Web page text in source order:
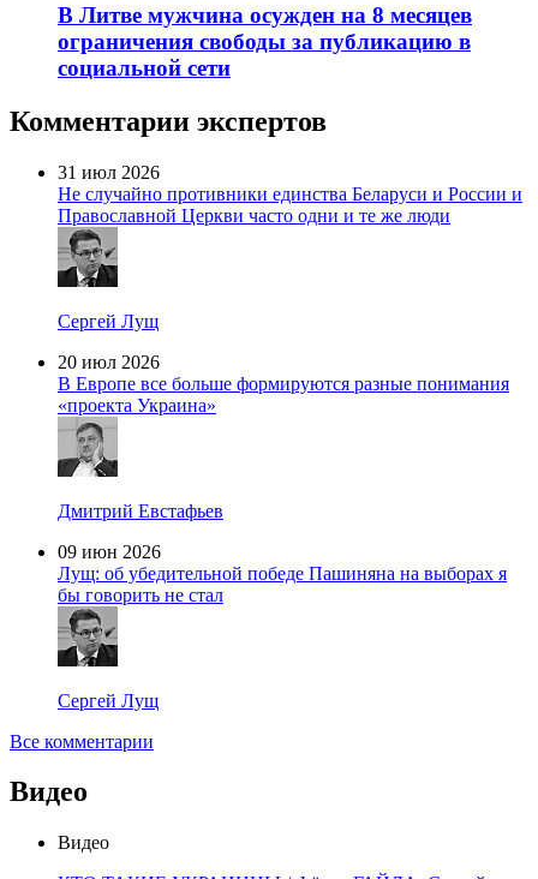
В Литве мужчина осужден на 8 месяцев
ограничения свободы за публикацию в
социальной сети
Комментарии экспертов
31 июл 2026
Не случайно противники единства Беларуси и России и
Православной Церкви часто одни и те же люди
Сергей Лущ
20 июл 2026
В Европе все больше формируются разные понимания
«проекта Украина»
Дмитрий Евстафьев
09 июн 2026
Лущ: об убедительной победе Пашиняна на выборах я
бы говорить не стал
Сергей Лущ
Все комментарии
Видео
Видео